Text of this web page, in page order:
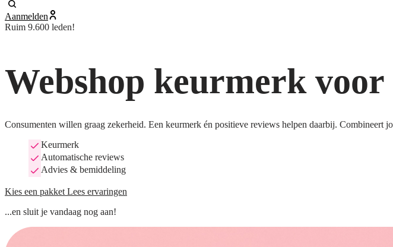
Aanmelden
Ruim 9.600 leden!
Webshop keurmerk
Consumenten willen graag zekerheid. Een keurmerk én positieve reviews helpen daarbij.
Keurmerk
Automatische reviews
Advies & bemiddeling
Kies een pakket Lees ervaringen
...en sluit je vandaag nog aan!